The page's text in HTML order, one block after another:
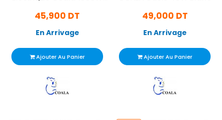
45,900 DT
En Arrivage
Ajouter Au Panier
49,000 DT
En Arrivage
Ajouter Au Panier